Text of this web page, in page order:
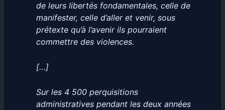
de leurs libertés fondamentales, celle de
manifester, celle d’aller et venir, sous
prétexte qu’à l’avenir ils pourraient
commettre des violences.
[…]
Sur les 4 500 perquisitions
administratives pendant les deux années